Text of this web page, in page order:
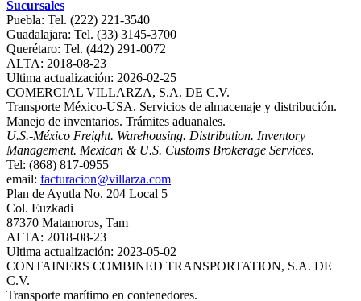
Sucursales
Puebla: Tel. (222) 221-3540
Guadalajara: Tel. (33) 3145-3700
Querétaro: Tel. (442) 291-0072
ALTA: 2018-08-23
Ultima actualización: 2026-02-25
COMERCIAL VILLARZA, S.A. DE C.V.
Transporte México-USA. Servicios de almacenaje y distribución.
Manejo de inventarios. Trámites aduanales.
U.S.-México Freight. Warehousing. Distribution. Inventory
Management. Mexican & U.S. Customs Brokerage Services.
Tel: (868) 817-0955
email: facturacion@villarza.com
Plan de Ayutla No. 204 Local 5
Col. Euzkadi
87370 Matamoros, Tam
ALTA: 2018-08-23
Ultima actualización: 2023-05-02
CONTAINERS COMBINED TRANSPORTATION, S.A. DE
C.V.
Transporte marítimo en contenedores.